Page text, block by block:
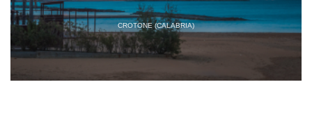
CROTONE (CALABRIA)